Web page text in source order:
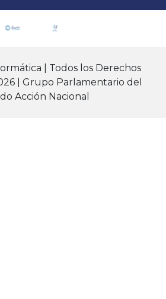
| Todos los Derechos
| Grupo Parlamentario del
Acción Nacional